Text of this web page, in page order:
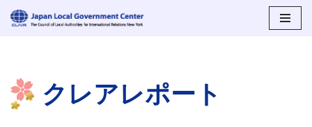
ン
ツ
クレアレポート